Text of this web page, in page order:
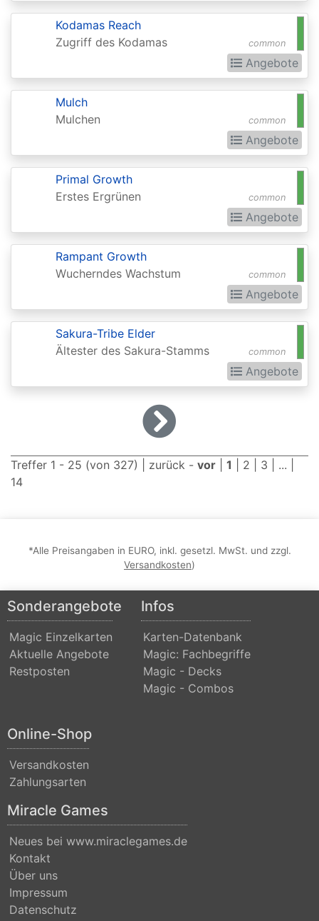
Pack
Promos
Coldsnap:
Commander
Commander
2014
Commander
Commander
2017
Commander
2019
(Ikoria)
2021
(Strixhaven)
Commander
Anthology
II
Commander
Legends
Commander
Legends:
Battle
for
Baldurs
Gate
common
Kodamas Reach
Zugriff des Kodamas
Angebote
common
Mulch
Mulchen
Angebote
common
Primal Growth
Erstes Ergrünen
Angebote
common
Rampant Growth
Wucherndes Wachstum
Angebote
common
Sakura-Tribe Elder
Ältester des Sakura-Stamms
Angebote
Treffer 1 - 25 (von 327) | zurück - vor 1 2 3 | ... |
14
*Alle Preisangaben in EURO, inkl. gesetzl. MwSt. und zzgl.
Versandkosten)
Sonderangebote
Magic Einzelkarten
Aktuelle Angebote
Restposten
Infos
Karten-Datenbank
Magic: Fachbegriffe
Magic - Decks
Magic - Combos
Online-Shop
Versandkosten
Zahlungsarten
Miracle Games
Neues bei www.miraclegames.de
Kontakt
Über uns
Impressum
Datenschutz